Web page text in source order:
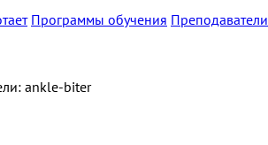
Программы обучения Преподаватели
ankle-biter